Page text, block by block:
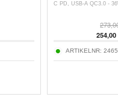
C PD, USB-A QC3.0 -
254,00
ARTIKELNR: